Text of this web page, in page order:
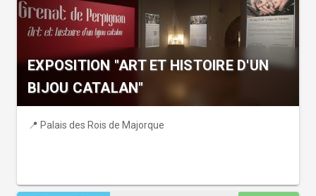
EXPOSITION "ART ET HISTOIRE D'UN
BIJOU CATALAN"
📍 Palais des Rois de Majorque